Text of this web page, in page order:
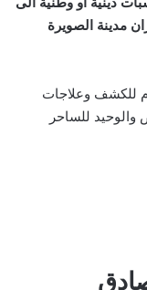
مدينة الصويرة
للكشف وعلاجات
للساحر